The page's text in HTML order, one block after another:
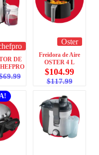
DE
69.99
Oster
Freidora de Aire
OSTER 4 L
$117.99
$104.99